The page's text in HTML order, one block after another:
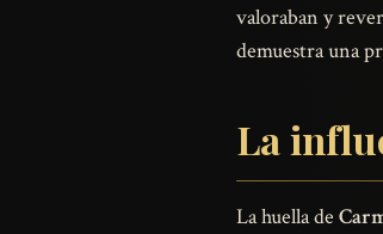
valoraban y
demuestra una
La
La huella de